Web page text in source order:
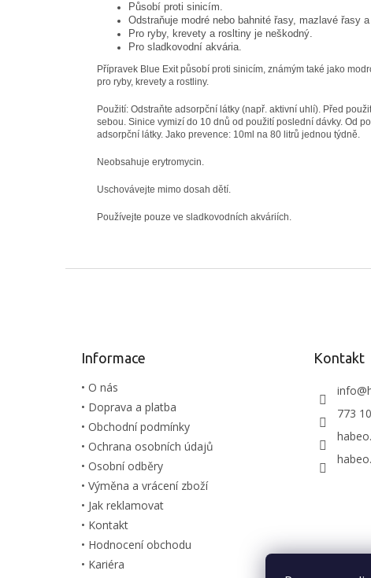
Působí proti sinicím.
Odstraňuje modré nebo bahnité řasy, mazlavé řasy
Pro ryby, krevety a rosltiny je neškodný.
Pro sladkovodní akvária.
Přípravek Blue Exit působí proti sinicím, známým také jako
pro ryby, krevety a rostliny.
Použití: Odstraňte adsorpční látky (např. aktivní uhlí). Před
sebou. Sinice vymizí do 10 dnů od použití poslední dávky. Od
adsorpční látky. Jako prevence: 10ml na 80 litrů jednou týdně.
Neobsahuje erytromycin.
Uschovávejte mimo dosah dětí.
Používejte pouze ve sladkovodních akváriích.
Informace
• O nás
• Doprava a platba
• Obchodní podmínky
• Ochrana osobních údajů
• Osobní odběry
• Výměna a vrácení zboží
• Jak reklamovat
• Kontakt
• Hodnocení obchodu
• Kariéra
Kontakt
info@
773